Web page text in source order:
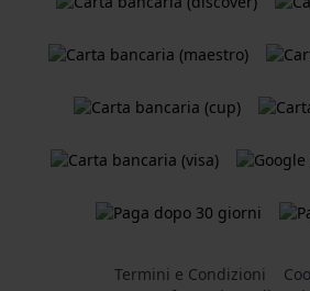
Termini e Condizioni